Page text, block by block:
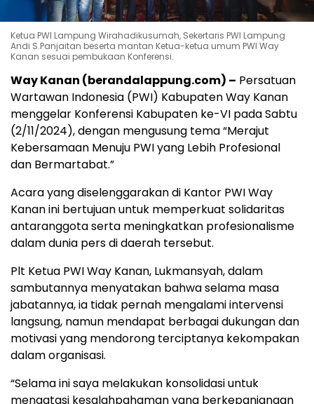
Ketua PWI Lampung Wirahadikusumah, Sekertaris PWI Lampung
Andi S.Panjaitan beserta mantan Ketua-ketua umum PWI Way
Kanan sesuai pembukaan Konferensi.
Way Kanan (berandalappung.com) – Persatuan
Wartawan Indonesia (PWI) Kabupaten Way Kanan
menggelar Konferensi Kabupaten ke-VI pada Sabtu
(2/11/2024), dengan mengusung tema “Merajut
Kebersamaan Menuju PWI yang Lebih Profesional
dan Bermartabat.”
Acara yang diselenggarakan di Kantor PWI Way
Kanan ini bertujuan untuk memperkuat solidaritas
antaranggota serta meningkatkan profesionalisme
dalam dunia pers di daerah tersebut.
Plt Ketua PWI Way Kanan, Lukmansyah, dalam
sambutannya menyatakan bahwa selama masa
jabatannya, ia tidak pernah mengalami intervensi
langsung, namun mendapat berbagai dukungan dan
motivasi yang mendorong terciptanya kekompakan
dalam organisasi.
“Selama ini saya melakukan konsolidasi untuk
mengatasi kesalahpahaman yang berkepanjangan